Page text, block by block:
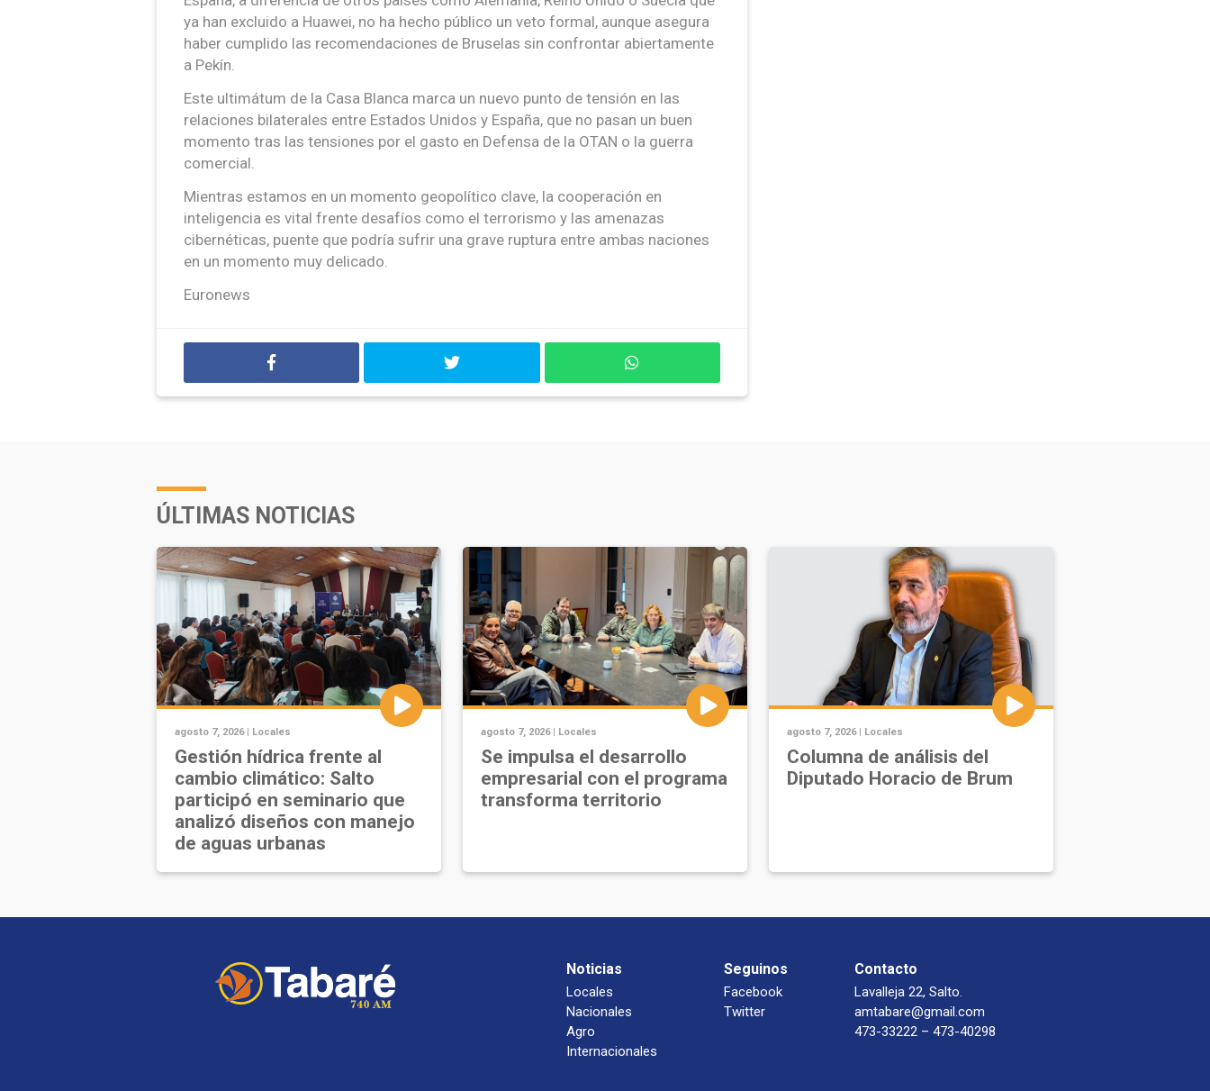
ya han excluido a Huawei, no ha hecho público un veto formal, aunque asegura
haber cumplido las recomendaciones de Bruselas sin confrontar abiertamente
a Pekín.
Este ultimátum de la Casa Blanca marca un nuevo punto de tensión en las
relaciones bilaterales entre Estados Unidos y España, que no pasan un buen
momento tras las tensiones por el gasto en Defensa de la OTAN o la guerra
comercial.
Mientras estamos en un momento geopolítico clave, la cooperación en
inteligencia es vital frente desafíos como el terrorismo y las amenazas
cibernéticas, puente que podría sufrir una grave ruptura entre ambas naciones
en un momento muy delicado.
Euronews
ÚLTIMAS NOTICIAS
agosto 7, 2026 | Locales
Gestión hídrica frente al
cambio climático: Salto
participó en seminario que
analizó diseños con manejo
de aguas urbanas
agosto 7, 2026 | Locales
Se impulsa el desarrollo
empresarial con el programa
transforma territorio
agosto 7, 2026 | Locales
Columna de análisis del
Diputado Horacio de Brum
Noticias
Locales
Nacionales
Agro
Internacionales
Seguinos
Facebook
Twitter
Contacto
Lavalleja 22, Salto.
amtabare@gmail.com
473-33222 – 473-40298